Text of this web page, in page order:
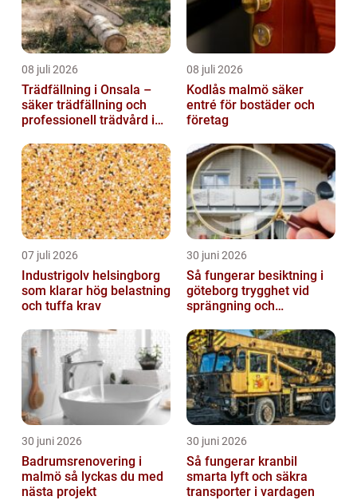
08 juli 2026
Trädfällning i Onsala –
säker trädfällning och
professionell trädvård i
08 juli 2026
Kodlås malmö säker
entré för bostäder och
företag
07 juli 2026
Industrigolv helsingborg
som klarar hög belastning
och tuffa krav
30 juni 2026
Så fungerar besiktning i
göteborg trygghet vid
sprängning och
30 juni 2026
Badrumsrenovering i
malmö så lyckas du med
nästa projekt
30 juni 2026
Så fungerar kranbil
smarta lyft och säkra
transporter i vardagen